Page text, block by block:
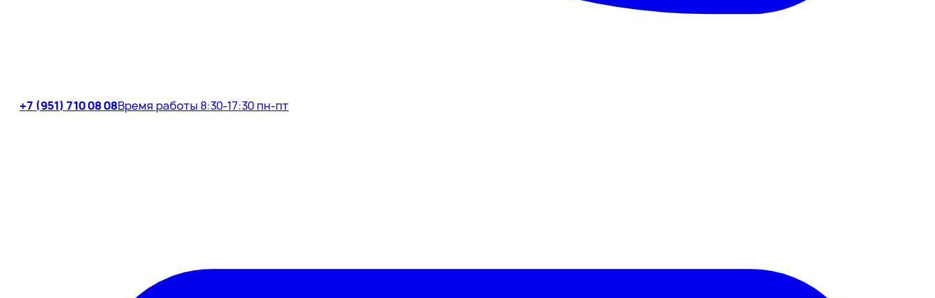
+7 (951) 710 08 08Время работы 8:30-17:30 пн-пт